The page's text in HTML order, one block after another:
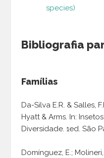
species)
Bibliografia
Famílias
Da-Silva E.R. & Salles,
Hyatt & Arms. In:
Diversidade. 1ed. São
Domínguez, E.;